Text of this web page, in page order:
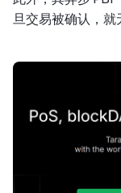
旦交易被确认，就